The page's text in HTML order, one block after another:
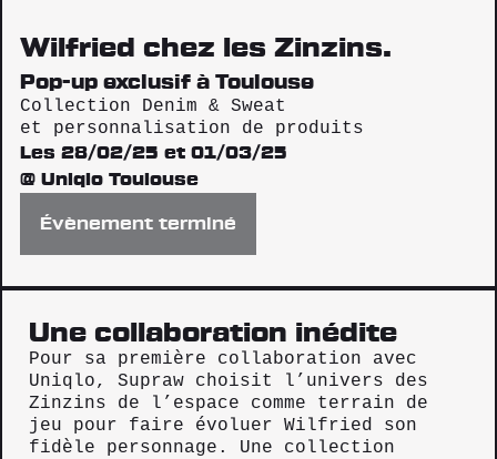
Wilfried chez les Zinzins.
Pop-up exclusif à Toulouse
Collection Denim & Sweat
et personnalisation de produits
Les 28/02/25 et 01/03/25
@ Uniqlo Toulouse
Évènement terminé
Une collaboration inédite
Pour sa première collaboration avec
Uniqlo, Supraw choisit l’univers des
Zinzins de l’espace comme terrain de
jeu pour faire évoluer Wilfried son
fidèle personnage. Une collection